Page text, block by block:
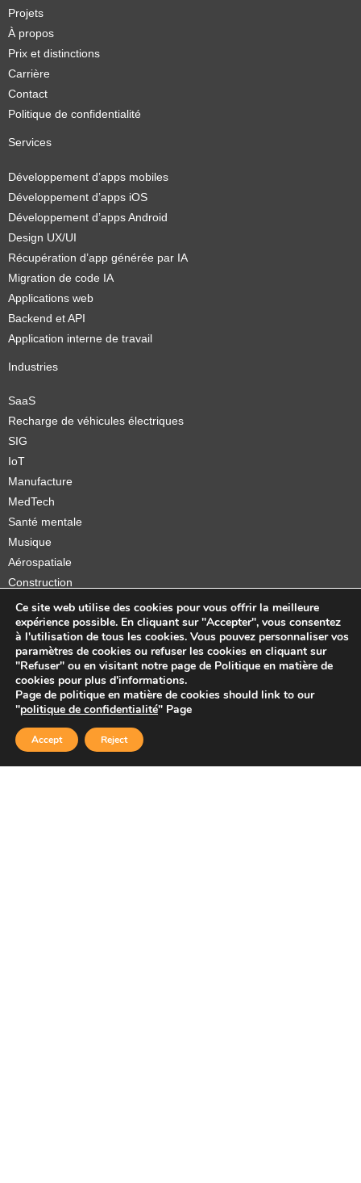
Projets
À propos
Prix et distinctions
Carrière
Contact
Politique de confidentialité
Services
Développement d’apps mobiles
Développement d’apps iOS
Développement d’apps Android
Design UX/UI
Récupération d’app générée par IA
Migration de code IA
Applications web
Backend et API
Application interne de travail
Industries
SaaS
Recharge de véhicules électriques
SIG
IoT
Manufacture
MedTech
Santé mentale
Musique
Aérospatiale
Construction
Orthèses et prothèses
Startups
Copyright © 2026 Sidekick Interactive Inc.
Ce site web utilise des cookies pour vous offrir la meilleure
expérience possible. En cliquant sur "Accepter", vous consentez
à l'utilisation de tous les cookies. Vous pouvez personnaliser vos
paramètres de cookies ou refuser les cookies en cliquant sur
"Refuser" ou en visitant notre page de Politique en matière de
cookies pour plus d'informations.
Page de politique en matière de cookies should link to our
"politique de confidentialité" Page
Accept Reject